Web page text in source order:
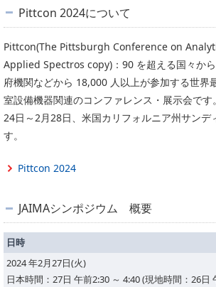
入会のご案内
入会金・会費規程
ニュース＆イベント
ニュース
イベント
PICK UP
PICK UP CONTENTS
Pittcon 2024について
Pittcon(The Pittsburgh Conference on
Applied Spectros copy)：90 を超える国々か
府機関などから 18,000 人以上が参加する世界
室設備機器関連のコンファレンス・展示会で
24日～2月28日、米国カリフォルニア州サンデ
す。
Pittcon 2024
JAIMAシンポジウム 概要
日時
2024 年2月27日(火)
日本時間：27日 午前2:30 ～ 4:40 (現地時間：26日